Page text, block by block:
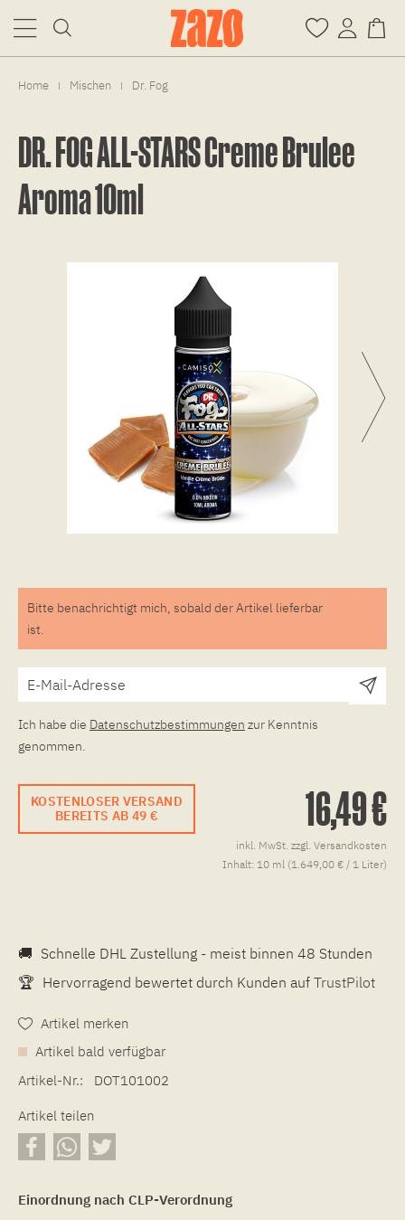
Home | Mischen | Dr. Fog
DR. FOG ALL-STARS Creme Brulee
Aroma 10ml
Bitte benachrichtigt mich, sobald der Artikel lieferbar
ist.
Ich habe die Datenschutzbestimmungen zur Kenntnis
genommen.
KOSTENLOSER VERSAND
BEREITS AB 49 €
16,49 €
inkl. MwSt. zzgl. Versandkosten
Inhalt: 10 ml (1.649,00 € / 1 Liter)
🚚 Schnelle DHL Zustellung - meist binnen 48 Stunden
🏆 Hervorragend bewertet durch Kunden auf TrustPilot
Artikel merken
Artikel bald verfügbar
Artikel-Nr.:
DOT101002
Artikel teilen
Einordnung nach CLP-Verordnung